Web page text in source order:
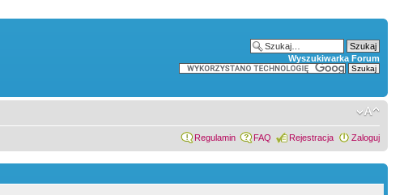
Wyszukiwarka Forum
Regulamin FAQ Rejestracja Zaloguj